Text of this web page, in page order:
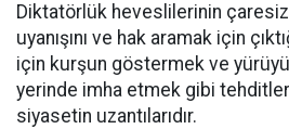
Diktatörlük heveslilerinin
uyanışını ve hak aramak için
için kurşun göstermek ve
yerinde imha etmek gibi
siyasetin uzantılarıdır.